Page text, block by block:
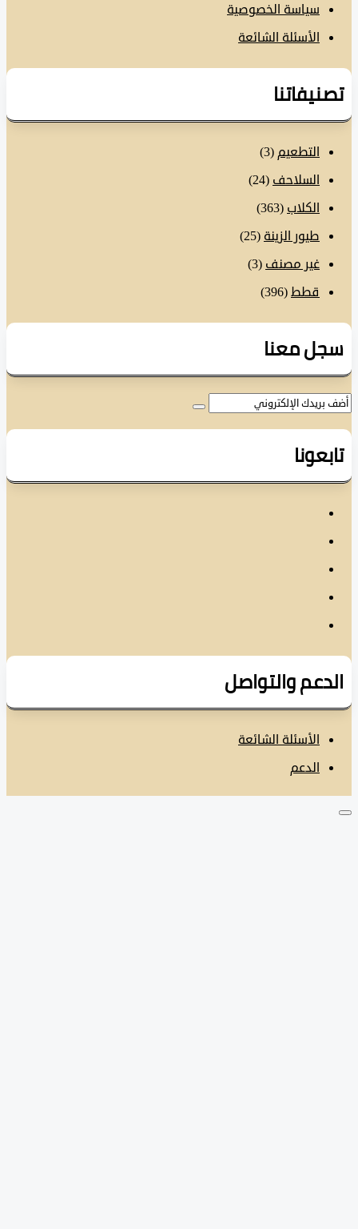
سياسة الخصوصية
الأسئلة الشائعة
التطعيم(3)
السلاحف(24)
الكلاب(363)
طيور الزينة (25)
غير مصنف(3)
قطط
(396)
معنا
والتواصل
الأسئلة الشائعة
الدعم